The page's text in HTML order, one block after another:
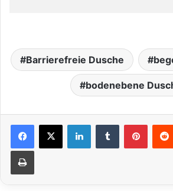
Barrierefreie Dusche
bodenebene